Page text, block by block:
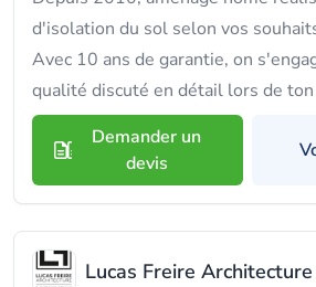
d'isolation du sol selon vos
Avec 10 ans de garantie, on
qualité discuté en détail lors de
Demander un
devis
Lucas Freire Architecture